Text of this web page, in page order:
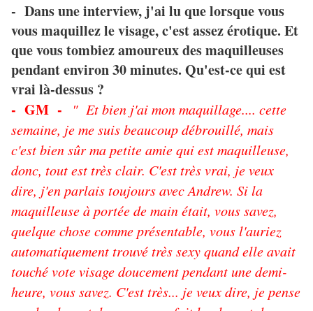
- Dans une interview, j'ai lu que lorsque vous
vous maquillez le visage, c'est assez érotique. Et
que vous tombiez amoureux des maquilleuses
pendant environ 30 minutes. Qu'est-ce qui est
vrai là-dessus ?
- GM -
" Et bien j'ai mon maquillage.... cette
semaine, je me suis beaucoup débrouillé, mais
c'est bien sûr ma petite amie qui est maquilleuse,
donc, tout est très clair. C'est très vrai, je veux
dire, j'en parlais toujours avec Andrew. Si la
maquilleuse à portée de main était, vous savez,
quelque chose comme présentable, vous l'auriez
automatiquement trouvé très sexy quand elle avait
touché vote visage doucement pendant une demi-
heure, vous savez. C'est très... je veux dire, je pense